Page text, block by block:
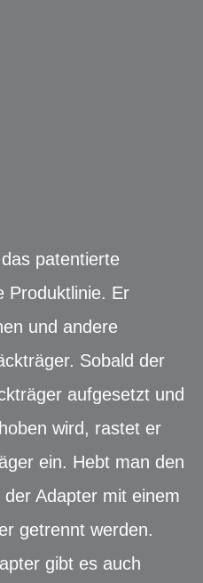
patentierte
Produktlinie. Er
und andere
Sobald der
aufgesetzt und
wird, rastet er
ein. Hebt man den
Adapter mit einem
getrennt werden.
gibt es auch